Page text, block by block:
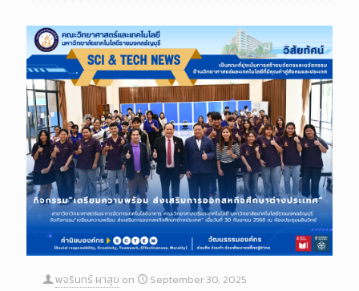
พจรินทร์ ผาสุข on
September 30, 2025